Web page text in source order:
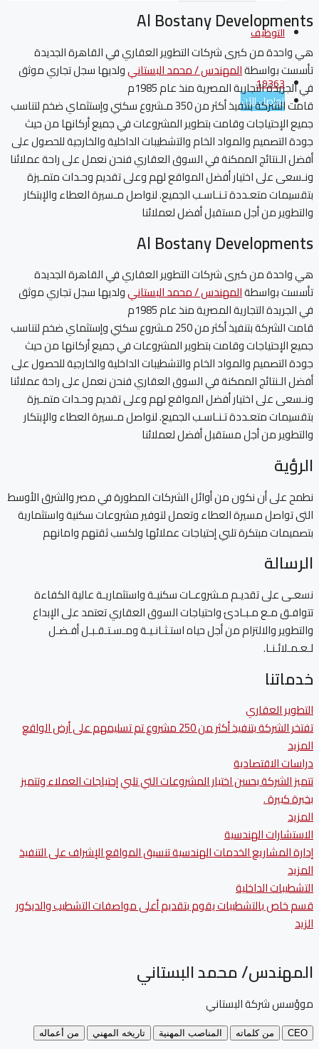
التوظيف
19363
تواصل الآن
Al Bostany Developments
هي واحدة من كبرى شركات التطوير العقاري في القاهرة الجديدة
تأسست بواسطةالمهندس / محمد البستانيولديها سجل تجاري موثق
في الجريدة التجارية المصرية منذ عام 1985م
قامت الشركة بتنفيذ أكثر من 350 مـشروع سكني وإستثماي ضخم لتناسب
جميع الإحتياجات وقامت بتطوير المشروعات في جميع أركانها من حيث
جودة التصميم والمواد الخام والتشطيبات الداخلية والخارجية للحصول على
أفضل الـنتائج الممكنة في السوق العقاري فنحن نعمل على راحة عملائنا
ونـسعى على اختيار أفضل المواقع لهم وعلى تقديم وحـدات متمـيزة
بتقسيمات متعـددة تـنـاسـب الجميع. لنواصل مـسيرة العطاء والإبتكار
والتطوير من أجل مستقبل أفضل لعملائنا
Al Bostany Developments
هي واحدة من كبرى شركات التطوير العقاري في القاهرة الجديدة
تأسست بواسطةالمهندس / محمد البستانيولديها سجل تجاري موثق
في الجريدة التجارية المصرية منذ عام 1985م
قامت الشركة بتنفيذ أكثر من 250 مـشروع سكني وإستثماي ضخم لتناسب
جميع الإحتياجات وقامت بتطوير المشروعات في جميع أركانها من حيث
جودة التصميم والمواد الخام والتشطيبات الداخلية والخارجية للحصول على
أفضل الـنتائج الممكنة في السوق العقاري فنحن نعمل على راحة عملائنا
ونـسعى على اختيار أفضل المواقع لهم وعلى تقديم وحـدات متمـيزة
بتقسيمات متعـددة تـنـاسـب الجميع. لنواصل مـسيرة العطاء والإبتكار
والتطوير من أجل مستقبل أفضل لعملائنا
الرؤية
نطمح على أن نكون من أوائل الشركات المطورة في مصر والشرق الأوسط
التى تواصل مسيرة العطاء وتعمل لتوفير مشروعات سكنية واستثمارية
بتصميمات مبتكرة تلبي إحتياجات عملائها ولكسب ثقتهم وامانهم
الرسالة
نسعـى على تقديـم مـشروعـات سكنيـة واستثماريـة عالية الكفاءة
تتوافـق مـع مـبـادئ واحتياجات السوق العقاري تعتمد على الإبداع
والتطوير والالتزام من أجل حياه استـثـانـيـة ومـسـتـقـبـل أفـضـل
لـعـمـلائـنـا.
خدماتنا
التطوير العقاري
تفتخر الشركة بتنفيذ أكثر من 250 مشروع تم تسليمهم على أرض الواقع
المزيد
دراسات الاقتصادية
تتميز الشركة بحسن اختيار المشروعات التي تلبي إحتياجات العملاء وتتميز
بخبرة كبيرة .
المزيد
الاستشارات الهندسية
إدارة المشاريع الخدمات الهندسية تنسيق المواقع الإشراف على التنفيذ
المزيد
التشطيبات الداخلية
قسم خاص بالتشطيبات يقوم بتقديم أعلى مواصفات التشطيب والديكور
الزيد
المهندس/ محمد البستاني
موؤسس شركة البستاني
CEO من كلماته المناصب المهنية تاريخه المهني من أعماله